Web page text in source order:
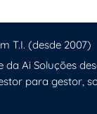
T.I. (desde 2007)
Ai Soluções
para gestor,